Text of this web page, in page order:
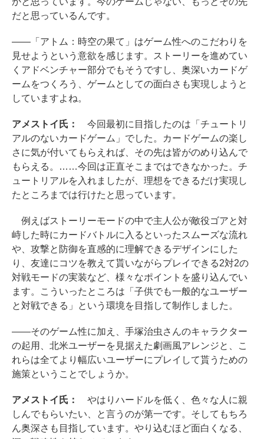
だと思っているんです。
――「アトム：時空の果て」はゲーム性へのこだわりを
見せようという意欲を感じます。ストーリーを進めてい
くアドベンチャー部分でもそうですし、奥深いカードゲ
ームをつくろう、ゲームとしての面白さも実現しようと
していますよね。
アメストイ氏：
今回最初に目指したのは「チュートリ
アルのないカードゲーム」でした。カードゲームの楽し
さに気が付いてもらえれば、その先は皆がのめり込んで
もらえる。……今回は正直そこまではできなかった。チ
ュートリアルを入れましたが、理想をできるだけ実現し
たところまでは行けたと思っています。
例えばストーリーモードの中で主人公が敵役ゴアと対
峙した時にカードバトルに入るといったスムーズな流れ
や、攻撃と防御を直感的に理解できるデザインにした
り、友達にコツを教えて貰いながらプレイできる2対2の
対戦モードの実装など、様々なポイントを盛り込んでい
ます。こういったところは「子供でも一般的なユーザー
と対戦できる」という環境を目指して制作しました。
――そのゲーム性に加え、手塚治虫さんのキャラクター
の起用、北米ユーザーを見据えた劇画風アレンジと、こ
れらは全てより幅広いユーザーにプレイして貰うための
施策ということでしょうか。
アメストイ氏：
やはりハードルを低く、色々な人に親
しんでもらいたい、と言うのが第一です。そしてもちろ
ん奥深さも目指しています。やり込むほど面白くなる、